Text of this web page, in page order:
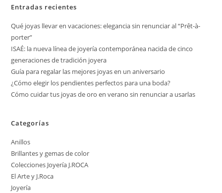
Entradas recientes
Qué joyas llevar en vacaciones: elegancia sin renunciar al “Prêt-à-
porter”
ISAÉ: la nueva línea de joyería contemporánea nacida de cinco
generaciones de tradición joyera
Guía para regalar las mejores joyas en un aniversario
¿Cómo elegir los pendientes perfectos para una boda?
Cómo cuidar tus joyas de oro en verano sin renunciar a usarlas
Categorías
Anillos
Brillantes y gemas de color
Colecciones Joyería J.ROCA
El Arte y J.Roca
Joyería